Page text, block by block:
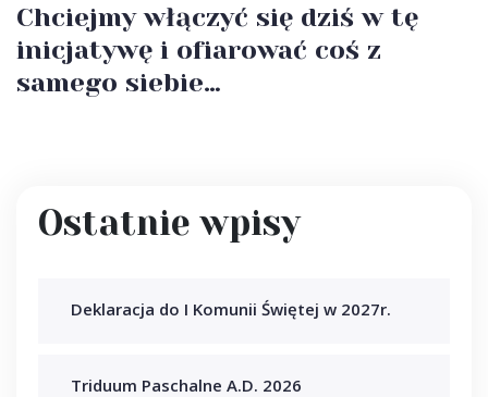
Chciejmy włączyć się dziś w tę
inicjatywę i ofiarować coś z
samego siebie…
Ostatnie wpisy
Deklaracja do I Komunii Świętej w 2027r.
Triduum Paschalne A.D. 2026